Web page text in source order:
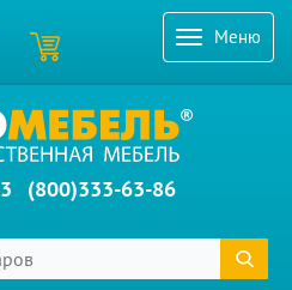
Меню
(800)333-63-86